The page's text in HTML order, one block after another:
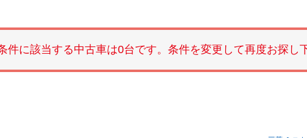
件に該当する中古車は0台です。条件を変更して再度お探し